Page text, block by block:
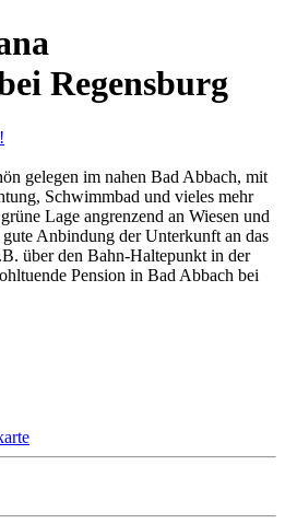
Regensburg
gelegen im nahen Bad Abbach, mit
Schwimmbad und vieles mehr
Lage angrenzend an Wiesen und
Anbindung der Unterkunft an das
über den Bahn-Haltepunkt in der
Pension in Bad Abbach bei